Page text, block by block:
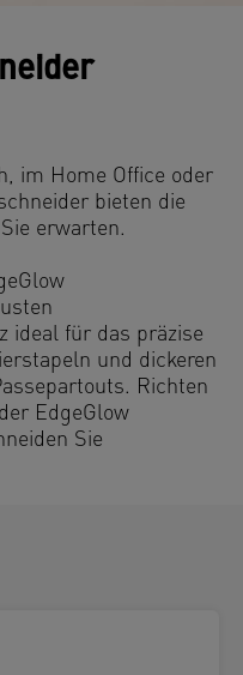
im Home Office oder
bieten die
erwarten.
ideal für das präzise
und dickeren
Richten
EdgeGlow
Sie